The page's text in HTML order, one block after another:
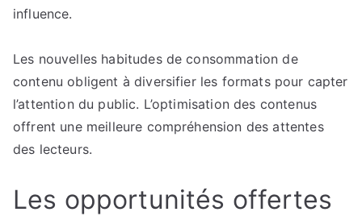
influence.
Les nouvelles habitudes de consommation de
contenu obligent à diversifier les formats pour capter
l’attention du public. L’optimisation des contenus
offrent une meilleure compréhension des attentes
des lecteurs.
Les opportunités offertes